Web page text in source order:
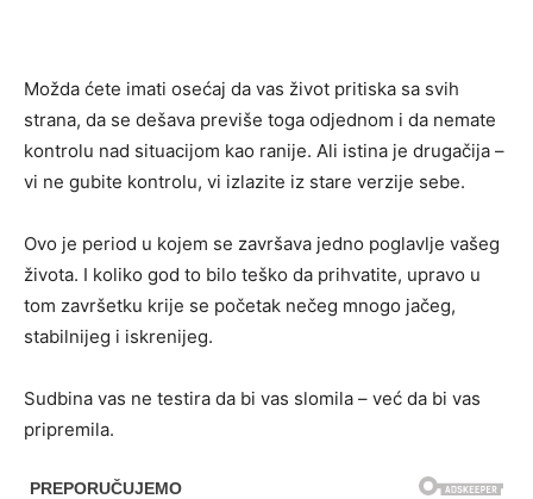
Možda ćete imati osećaj da vas život pritiska sa svih
strana, da se dešava previše toga odjednom i da nemate
kontrolu nad situacijom kao ranije. Ali istina je drugačija –
vi ne gubite kontrolu, vi izlazite iz stare verzije sebe.
Ovo je period u kojem se završava jedno poglavlje vašeg
života. I koliko god to bilo teško da prihvatite, upravo u
tom završetku krije se početak nečeg mnogo jačeg,
stabilnijeg i iskrenijeg.
Sudbina vas ne testira da bi vas slomila – već da bi vas
pripremila.